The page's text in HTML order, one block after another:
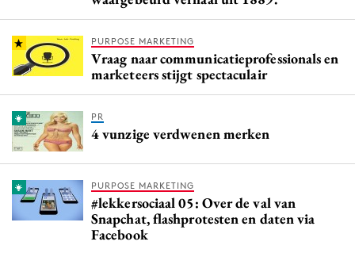
PURPOSE MARKETING
Vraag naar communicatieprofessionals en
marketeers stijgt spectaculair
PR
4 vunzige verdwenen merken
PURPOSE MARKETING
#lekkersociaal 05: Over de val van
Snapchat, flashprotesten en daten via
Facebook